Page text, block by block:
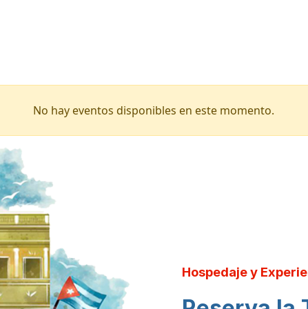
No hay eventos disponibles en este momento.
Hospedaje y